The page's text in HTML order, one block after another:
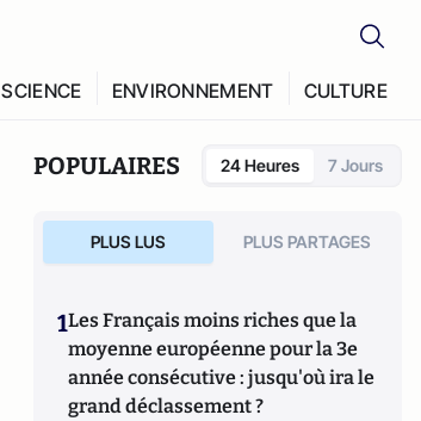
SCIENCE ENVIRONNEMENT CULTURE
POPULAIRES 24 Heures 7 Jours
PLUS LUS PLUS PARTAGES
1Les Français moins riches que la
moyenne européenne pour la 3e
année consécutive : jusqu'où ira le
grand déclassement ?